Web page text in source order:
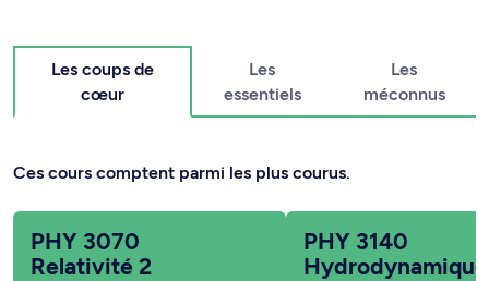
Les coups de
cœur
Les
essentiels
Les
méconnus
Ces cours comptent parmi les plus courus.
PHY 3070
Relativité 2
PHY 3140
Hydrodynamique